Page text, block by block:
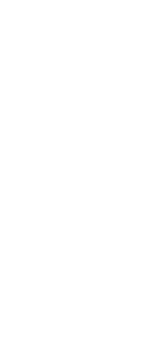
–
Ernährung benötigen.
sind. Im ersten
angemessen sind
im angemessenen
wollen, können Sie
Geld- oder
zum Sparen